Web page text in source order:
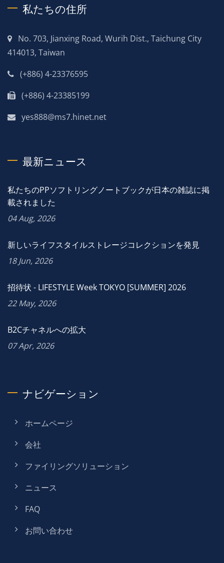
私たちの住所
No. 703, Jianxing Road, Wurih Dist., Taichung City
414013, Taiwan
(+886) 4-23376595
(+886) 4-23385199
yes888@ms7.hinet.net
最新ニュース
私たちのPPソフトリングノートブックが日本の雑誌に掲
載されました
04 Aug, 2026
新しいライフスタイルストレージコレクションを発見
18 Jun, 2026
招待状 - LIFESTYLE Week TOKYO [SUMMER] 2026
22 May, 2026
B2Cチャネルへの拡大
07 Apr, 2026
ナビゲーション
ホームページ
会社
ファイリングソリューション
ニュース
FAQ
お問い合わせ